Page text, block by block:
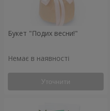
Букет "Подих весни!"
Немає в наявності
Уточнити